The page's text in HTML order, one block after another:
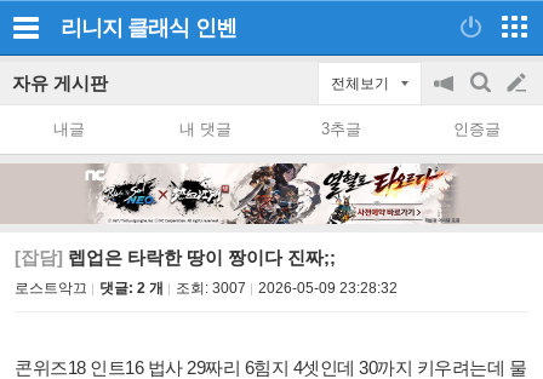
리니지 클래식 인벤
자유 게시판 전체보기
공
on/off
검
색
글
쓰
내글 내 댓글 3추글 인증글
[잡담] 렙업은 타락한 땅이 짱이다 진짜;;
로스트악끄 댓글: 2 개 조회: 3007 2026-05-09 23:28:32
콘위즈18 인트16 법사 29짜리 6힘지 4셋인데 30까지 키우려는데 물